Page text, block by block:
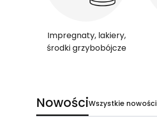
Impregnaty, lakiery,
środki grzybobójcze
NowościWszystkie nowości